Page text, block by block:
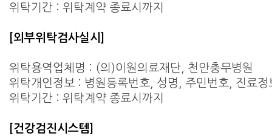
위탁기간 : 위탁계약 종료시까지
[외부위탁검사실시]
위탁용역업체명 : (의)이원의료재단, 천안충무병원
위탁개인정보 : 병원등록번호, 성명, 주민번호, 진료
위탁기간 : 위탁계약 종료시까지
[건강검진시스템]